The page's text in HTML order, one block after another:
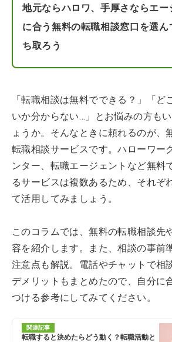
地元ならハロワ、手厚さならエ
に合う無料の転職相談窓口を選ん
ち取ろう
「転職相談は無料でできる？」「ど
いか分からない…」とお悩みの方も
ょうか。そんなときに頼れるのが、
転職相談サービスです。ハローワー
ンター、転職エージェントなど無料
るサービスは複数あるため、それぞ
て活用してみましょう。
このコラムでは、無料の転職相談先
容を紹介します。また、相談の事前
注意点も解説。電話やチャットで相
デメリットもまとめたので、自分に
つける参考にしてみてください。
関連記事
転職すると決めたらどう動く？転職活動と